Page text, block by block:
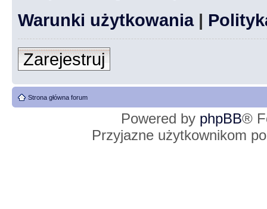
Warunki użytkowania|
Zarejestruj
Strona główna forum
Powered by phpBB®
Przyjazne użytkownikom